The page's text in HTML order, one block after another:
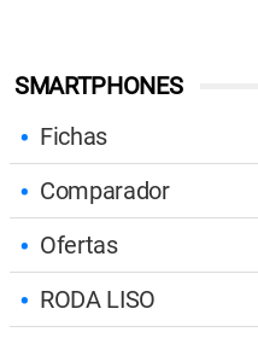
SMARTPHONES
Fichas
Comparador
Ofertas
RODA LISO